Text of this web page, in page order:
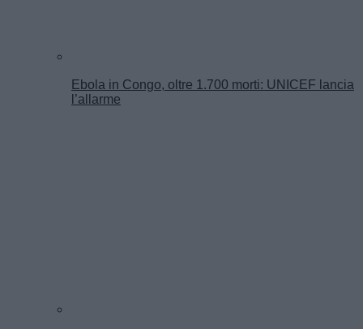
Ebola in Congo, oltre 1.700 morti: UNICEF lancia
l’allarme